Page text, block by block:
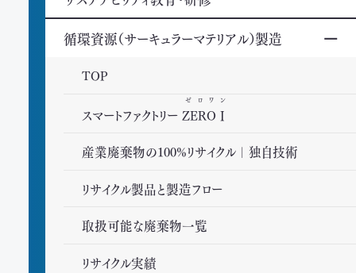
循環資源（サーキュラーマテリアル）製造
TOP
スマートファクトリー ZEROⅠ
ゼロワン
産業廃棄物の100%リサイクル｜独自技術
リサイクル製品と製造フロー
取扱可能な廃棄物一覧
リサイクル実績